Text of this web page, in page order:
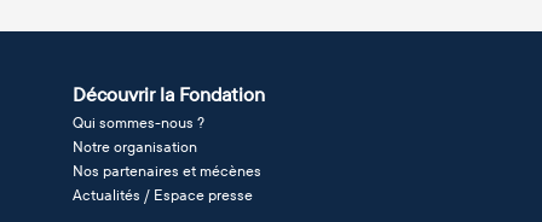
Découvrir la Fondation
Qui sommes-nous ?
Notre organisation
Nos partenaires et mécènes
Actualités / Espace presse